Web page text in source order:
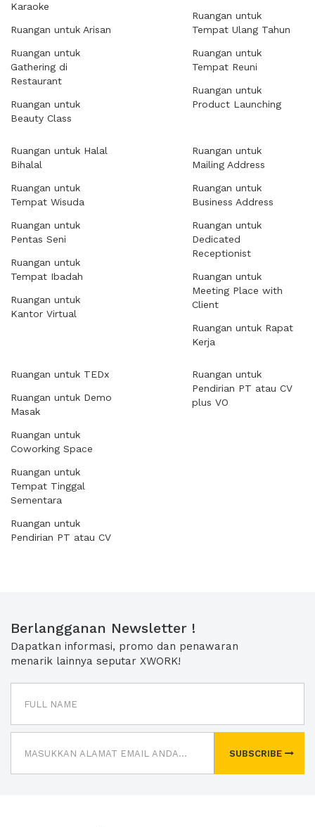
Karaoke
Ruangan untuk Arisan
Ruangan untuk
Gathering di
Restaurant
Ruangan untuk
Beauty Class
Ruangan untuk
Tempat Ulang Tahun
Ruangan untuk
Tempat Reuni
Ruangan untuk
Product Launching
Ruangan untuk Halal
Bihalal
Ruangan untuk
Tempat Wisuda
Ruangan untuk
Pentas Seni
Ruangan untuk
Tempat Ibadah
Ruangan untuk
Kantor Virtual
Ruangan untuk
Mailing Address
Ruangan untuk
Business Address
Ruangan untuk
Dedicated
Receptionist
Ruangan untuk
Meeting Place with
Client
Ruangan untuk Rapat
Kerja
Ruangan untuk TEDx
Ruangan untuk Demo
Masak
Ruangan untuk
Coworking Space
Ruangan untuk
Tempat Tinggal
Sementara
Ruangan untuk
Pendirian PT atau CV
Ruangan untuk
Pendirian PT atau CV
plus VO
Berlangganan Newsletter !
Dapatkan informasi, promo dan penawaran
menarik lainnya seputar XWORK!
SUBSCRIBE